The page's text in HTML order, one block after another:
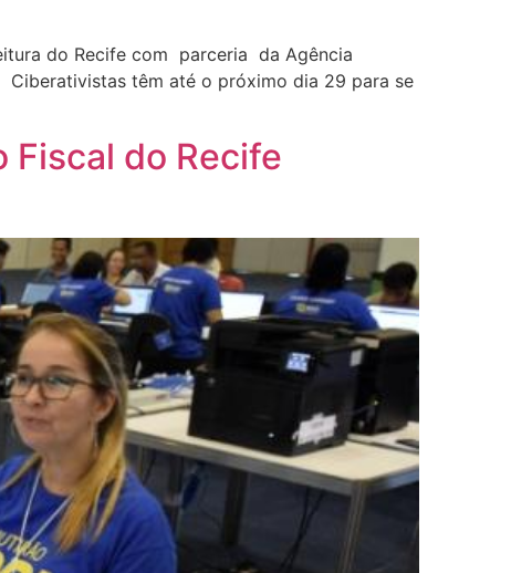
do Recife com parceria da Agência
Ciberativistas têm até o próximo dia 29 para se
do Recife